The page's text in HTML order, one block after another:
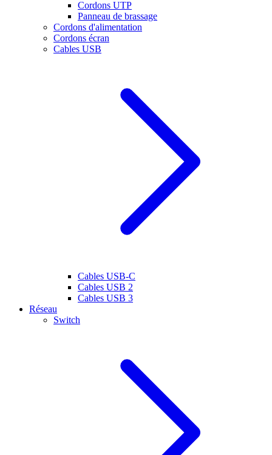
Cordons UTP
Panneau de brassage
Cordons d'alimentation
Cordons écran
Cables USB
Cables USB-C
Cables USB 2
Cables USB 3
Réseau
Switch